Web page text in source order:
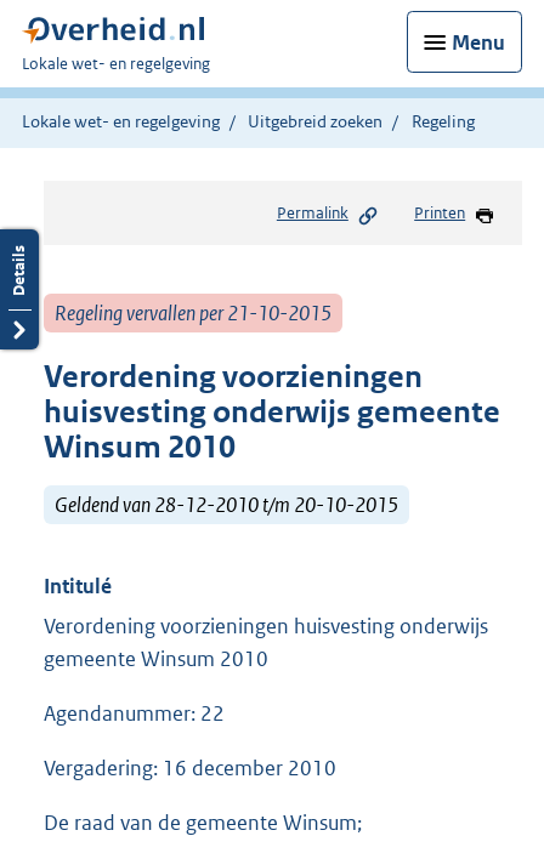
Menu
U
bent
hier:
Lokale wet- en regelgeving
Lokale wet- en regelgeving Uitgebreid zoeken Regeling
Permalink Printen
Regeling vervallen per 21-10-2015
Verordening voorzieningen
huisvesting onderwijs gemeente
Winsum 2010
Geldend van 28-12-2010 t/m 20-10-2015
Intitulé
Verordening voorzieningen huisvesting onderwijs
gemeente Winsum 2010
Agendanummer: 22
Vergadering: 16 december 2010
De raad van de gemeente Winsum;